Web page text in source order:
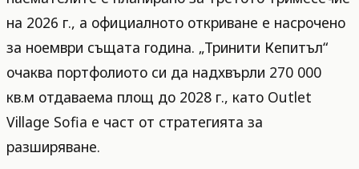
на 2026 г., а официалното откриване е насрочено
за ноември същата година. „Тринити Кепитъл“
очаква портфолиото си да надхвърли 270 000
кв.м отдаваема площ до 2028 г., като Outlet
Village Sofia е част от стратегията за
разширяване.